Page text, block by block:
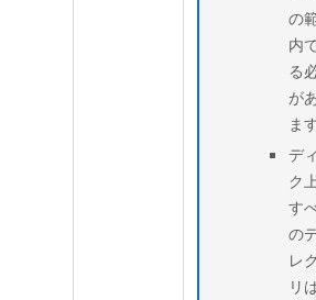
の
内
る
が
ま
デ
ク
す
の
レ
リ